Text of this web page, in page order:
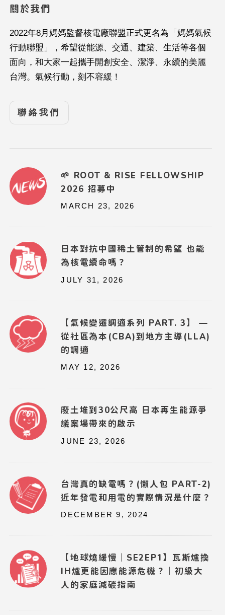
關於我們
2022年8月媽媽監督核電廠聯盟正式更名為「媽媽氣候
行動聯盟」，希望從能源、交通、建築、生活等各個
面向，和大家一起攜手開創安全、潔淨、永續的美麗
台灣。氣候行動，刻不容緩！
聯絡我們
🌱 ROOT & RISE FELLOWSHIP
2026 招募中
MARCH 23, 2026
日本對抗中國稀土管制的希望 也能
為核電續命嗎？
JULY 31, 2026
【氣候變遷調適系列 PART. 3】 —
從社區為本(CBA)到地方主導(LLA)
的調適
MAY 12, 2026
廢土堆到30公尺高 日本再生能源爭
議案場帶來的啟示
JUNE 23, 2026
台灣真的缺電嗎？(懶人包 PART-2)
近年發電和用電的實際情況是什麼？
DECEMBER 9, 2024
【地球燒緩慢｜SE2EP1】瓦斯爐換
IH爐更能因應能源危機？｜初級大
人的家庭減碳指南